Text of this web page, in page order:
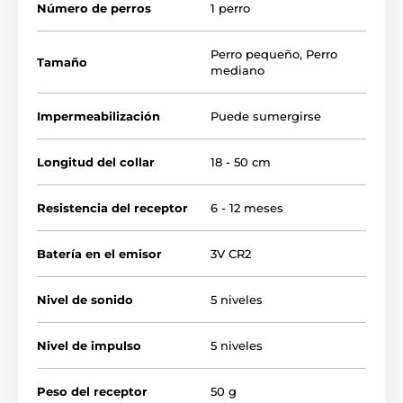
meses.
Número de perros 1 perro
Tamaño
Perro pequeño, Perro
mediano
Impermeabilización Puede sumergirse
Longitud del collar 18 - 50 cm
Resistencia del receptor 6 - 12 meses
Batería en el emisor 3V CR2
Nivel de sonido 5 niveles
Nivel de impulso 5 niveles
Peso del receptor 50 g